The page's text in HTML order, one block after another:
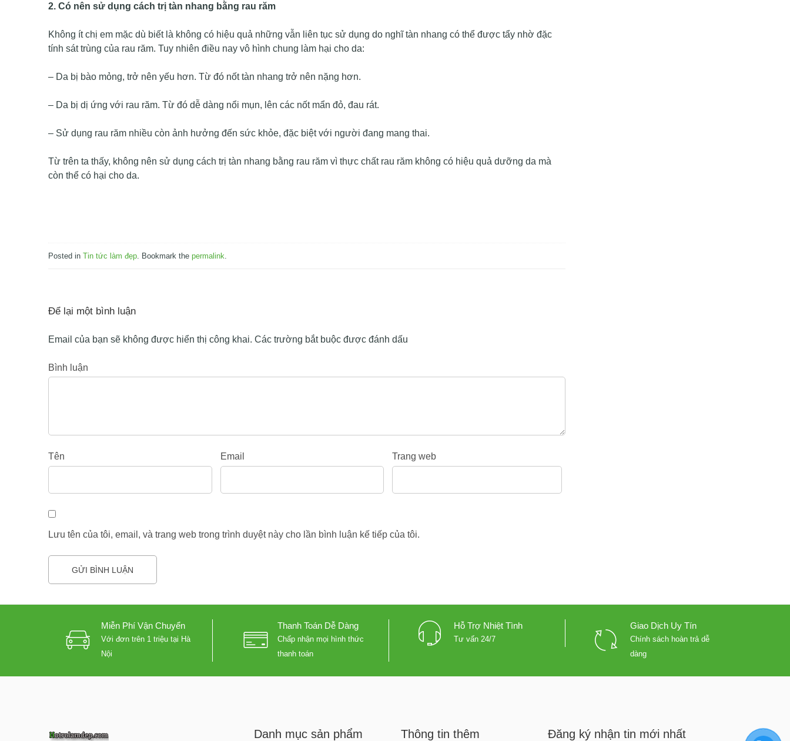
2. Có nên sử dụng cách trị tàn nhang bằng rau răm
Không ít chị em mặc dù biết là không có hiệu quả những vẫn liên tục sử dụng do nghĩ tàn nhang có thể được tẩy nhờ đặc
tính sát trùng của rau răm. Tuy nhiên điều nay vô hình chung làm hại cho da:
– Da bị bào mỏng, trở nên yếu hơn. Từ đó nốt tàn nhang trở nên nặng hơn.
– Da bị dị ứng với rau răm. Từ đó dễ dàng nổi mụn, lên các nốt mẩn đỏ, đau rát.
– Sử dụng rau răm nhiều còn ảnh hưởng đến sức khỏe, đặc biệt với người đang mang thai.
Từ trên ta thấy, không nên sử dụng cách trị tàn nhang bằng rau răm vì thực chất rau răm không có hiệu quả dưỡng da mà
còn thể có hại cho da.
Posted in Tin tức làm đẹp. Bookmark the permalink
Để lại một bình luận
Email của bạn sẽ không được hiển thị công khai. Các trường bắt buộc được đánh dấu
Bình luận
Tên Email Trang web
Lưu tên của tôi, email, và trang web trong trình duyệt này cho lần bình luận kế tiếp của tôi.
Miễn Phí Vận Chuyển
Với đơn trên 1 triệu tại Hà
Nội
Thanh Toán Dễ Dàng
Chấp nhận mọi hình thức
thanh toán
Hỗ Trợ Nhiệt Tình
Tư vấn 24/7
Giao Dịch Uy Tín
Chính sách hoàn trả dễ
dàng
Danh mục sản phẩm Thông tin thêm Đăng ký nhận tin mới nhất